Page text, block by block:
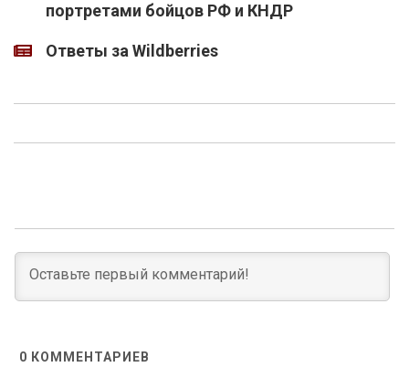
портретами бойцов РФ и КНДР
Ответы за Wildberries
0 КОММЕНТАРИЕВ